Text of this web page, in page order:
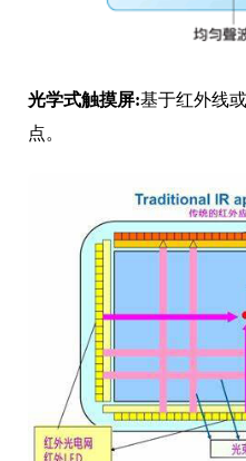
光学式触摸屏:基于红外线
点。